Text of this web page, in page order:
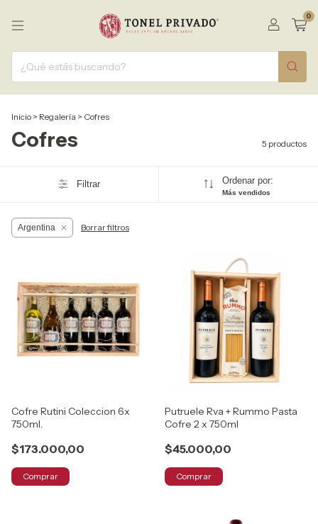
0
Inicio > Regalería > Cofres
Cofres 5 productos
Filtrar Ordenar por:
Más vendidos
Argentina Borrar filtros
Cofre Rutini Coleccion 6x
750ml.
$173.000,00
Comprar
Putruele Rva + Rummo Pasta
Cofre 2 x 750ml
$45.000,00
Comprar